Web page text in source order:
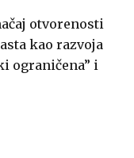
otvorenosti
kao razvoja
ograničena” i